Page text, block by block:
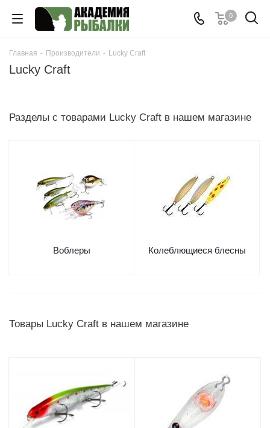
0
Главная - Производители - Lucky Craft
Lucky Craft
Разделы с товарами Lucky Craft в нашем магазине
Воблеры Колеблющиеся блесны
Товары Lucky Craft в нашем магазине